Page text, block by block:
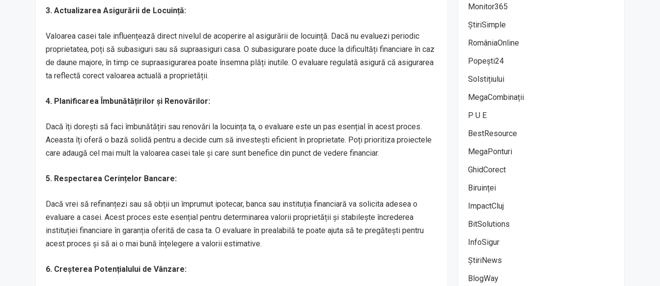
3. Actualizarea Asigurării de Locuință:
Valoarea casei tale influențează direct nivelul de acoperire al asigurării de locuință. Dacă nu evaluezi periodic
proprietatea, poți să subasiguri sau să supraasiguri casa. O subasigurare poate duce la dificultăți financiare în caz
de daune majore, în timp ce supraasigurarea poate însemna plăți inutile. O evaluare regulată asigură că asigurarea
ta reflectă corect valoarea actuală a proprietății.
4. Planificarea Îmbunătățirilor și Renovărilor:
Dacă îți dorești să faci îmbunătățiri sau renovări la locuința ta, o evaluare este un pas esențial în acest proces.
Aceasta îți oferă o bază solidă pentru a decide cum să investești eficient în proprietate. Poți prioritiza proiectele
care adaugă cel mai mult la valoarea casei tale și care sunt benefice din punct de vedere financiar.
5. Respectarea Cerințelor Bancare:
Dacă vrei să refinanțezi sau să obții un împrumut ipotecar, banca sau instituția financiară va solicita adesea o
evaluare a casei. Acest proces este esențial pentru determinarea valorii proprietății și stabilește încrederea
instituției financiare în garanția oferită de casa ta. O evaluare în prealabilă te poate ajuta să te pregătești pentru
acest proces și să ai o mai bună înțelegere a valorii estimative.
6. Creșterea Potențialului de Vânzare:
Monitor365
ȘtiriSimple
RomâniaOnline
Popești24
Solstițiului
MegaCombinații
P U E
BestResource
MegaPonturi
GhidCorect
Biruinței
ImpactCluj
BitSolutions
InfoSigur
ȘtiriNews
BlogWay